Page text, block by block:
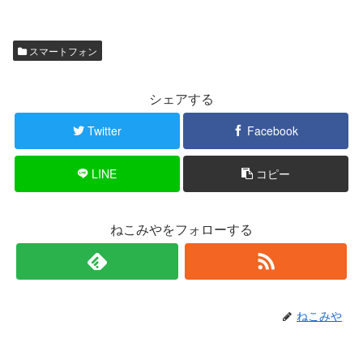
スマートフォン
シェアする
Twitter Facebook
LINE コピー
ねこみやをフォローする
ねこみや